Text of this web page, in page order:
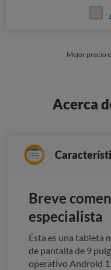
Mejor precio
Acerca
Breve
especialista
Ésta es una tableta
de pantalla de 9
operativo Android